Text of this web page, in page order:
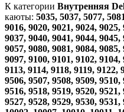
К категории Внутренняя
каюты: 5035, 5037, 5077,
9016, 9020, 9021, 9024,
9037, 9040, 9041, 9044,
9057, 9080, 9081, 9084,
9097, 9100, 9101, 9102,
9113, 9114, 9118, 9119, 9122,
9506, 9507, 9508, 9509,
9516, 9518, 9519, 9520,
9527, 9528, 9529, 9530,